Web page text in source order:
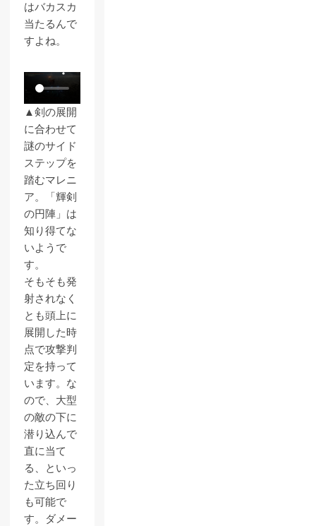
はバカスカ
当たるんで
すよね。
▲剣の展開
に合わせて
謎のサイド
ステップを
踏むマレニ
ア。「輝剣
の円陣」は
知り得てな
いようで
す。
そもそも発
射されなく
とも頭上に
展開した時
点で攻撃判
定を持って
います。な
ので、大型
の敵の下に
潜り込んで
直に当て
る、といっ
た立ち回り
も可能で
す。ダメー